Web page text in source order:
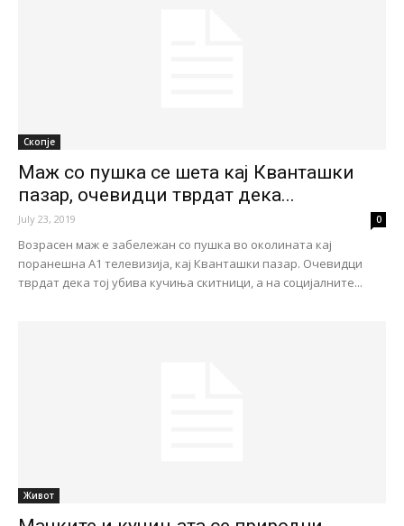
Скопје
Маж со пушка се шета кај Кванташки
пазар, очевидци тврдат дека...
July 23, 2019 0
Возрасен маж е забележан со пушка во околината кај
поранешна А1 телевизија, кај Кванташки пазар. Очевидци
тврдат дека тој убива кучиња скитници, а на социјалните...
Живот